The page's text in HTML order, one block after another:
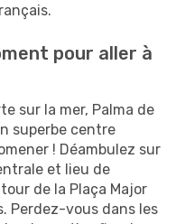
pour aller à
sur la mer, Palma de
superbe centre
! Déambulez sur
et lieu de
de la Plaça Major
Perdez-vous dans les